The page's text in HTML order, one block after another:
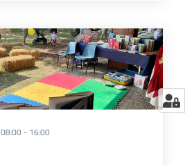
08:00 - 16:00